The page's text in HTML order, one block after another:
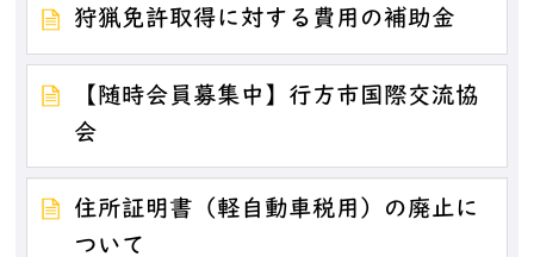
狩猟免許取得に対する費用の補助金
【随時会員募集中】行方市国際交流協
会
住所証明書（軽自動車税用）の廃止に
ついて